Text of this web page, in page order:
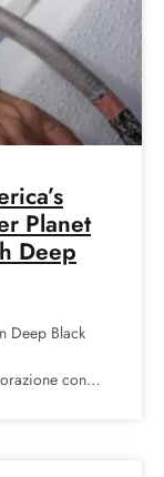
Planet
Deep
Deep Black
con